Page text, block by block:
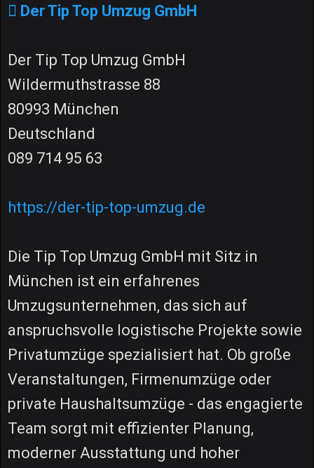
Der Tip Top Umzug GmbH
Der Tip Top Umzug GmbH
Wildermuthstrasse 88
80993 München
Deutschland
089 714 95 63
https://der-tip-top-umzug.de
Die Tip Top Umzug GmbH mit Sitz in
München ist ein erfahrenes
Umzugsunternehmen, das sich auf
anspruchsvolle logistische Projekte sowie
Privatumzüge spezialisiert hat. Ob große
Veranstaltungen, Firmenumzüge oder
private Haushaltsumzüge - das engagierte
Team sorgt mit effizienter Planung,
moderner Ausstattung und hoher